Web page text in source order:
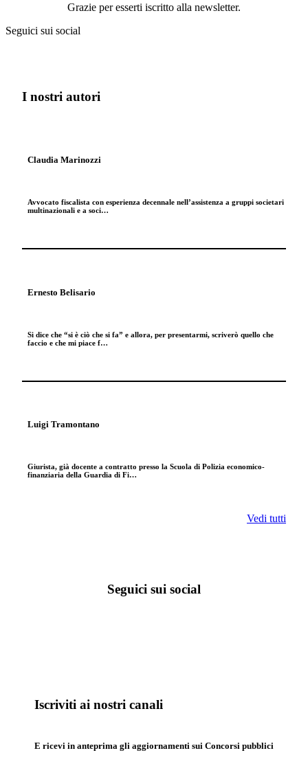
Grazie per esserti iscritto alla newsletter.
Seguici sui social
I nostri autori
Claudia Marinozzi
Avvocato fiscalista con esperienza decennale nell’assistenza a gruppi societari
multinazionali e a soci…
Ernesto Belisario
Si dice che “si è ciò che si fa” e allora, per presentarmi, scriverò quello che
faccio e che mi piace f…
Luigi Tramontano
Giurista, già docente a contratto presso la Scuola di Polizia economico-
finanziaria della Guardia di Fi…
Vedi tutti
Seguici sui social
Iscriviti ai nostri canali
E ricevi in anteprima gli aggiornamenti sui Concorsi pubblici